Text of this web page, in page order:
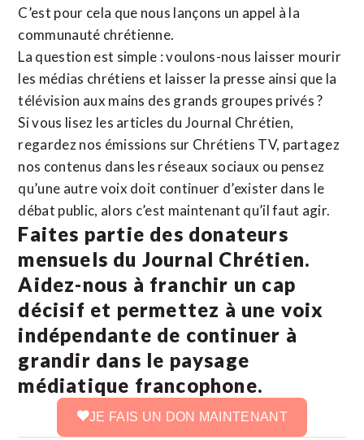
C’est pour cela que nous lançons un appel à la
communauté chrétienne.
La question est simple : voulons-nous laisser mourir
les médias chrétiens et laisser la presse ainsi que la
télévision aux mains des grands groupes privés ?
Si vous lisez les articles du Journal Chrétien,
regardez nos émissions sur Chrétiens TV, partagez
nos contenus dans les réseaux sociaux ou pensez
qu’une autre voix doit continuer d’exister dans le
débat public, alors c’est maintenant qu’il faut agir.
Faites partie des donateurs
mensuels du Journal Chrétien.
Aidez-nous à franchir un cap
décisif et permettez à une voix
indépendante de continuer à
grandir dans le paysage
médiatique francophone.
JE FAIS UN DON MAINTENANT